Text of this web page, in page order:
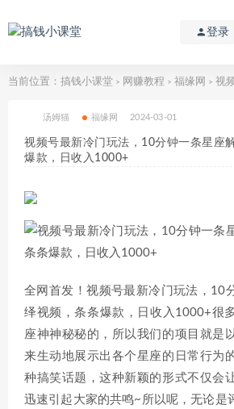
登录
当前位置： 搞钱小课堂 > 网赚教程 > 福缘网 > 视频号最
汤姆猫 福缘网 2024-03-01
视频号最新冷门玩法，10分钟一条星座
爆款，日收入1000+
全网首发！视频号最新冷门玩法，10
绎视频，条条爆款，日收入1000+很
座神神秘秘的，所以我们的项目就是
来生动地展示出各个星座的日常行为
种搞笑话题，这种新颖的形式不仅会
迅速引起大家的共鸣~所以呢，无论是